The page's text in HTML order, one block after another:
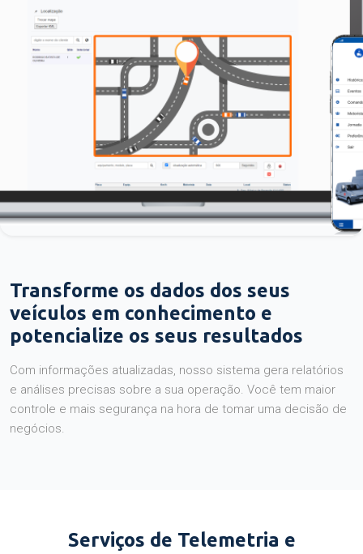
Transforme os dados dos seus
veículos em conhecimento e
potencialize os seus resultados
Com informações atualizadas, nosso sistema gera relatórios
e análises precisas sobre a sua operação. Você tem maior
controle e mais segurança na hora de tomar uma decisão de
negócios.
Serviços de Telemetria e